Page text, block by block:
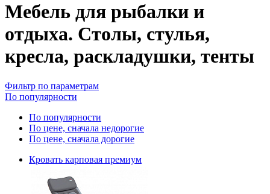
Мебель для рыбалки и
отдыха. Столы, стулья,
кресла, раскладушки, тенты
Фильтр по параметрам
По популярности
По популярности
По цене, сначала недорогие
По цене, сначала дорогие
Кровать карповая премиум